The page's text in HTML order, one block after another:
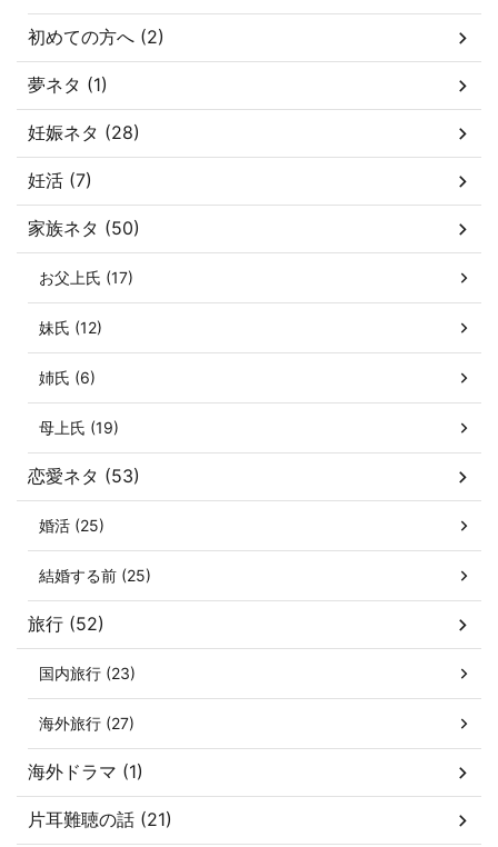
初めての方へ (2)
夢ネタ (1)
妊娠ネタ (28)
妊活 (7)
家族ネタ (50)
お父上氏 (17)
妹氏 (12)
姉氏 (6)
母上氏 (19)
恋愛ネタ (53)
婚活 (25)
結婚する前 (25)
旅行 (52)
国内旅行 (23)
海外旅行 (27)
海外ドラマ (1)
片耳難聴の話 (21)